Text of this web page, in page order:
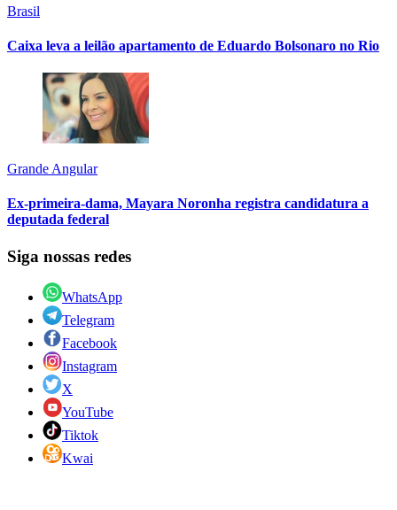
Brasil
Caixa leva a leilão apartamento de Eduardo Bolsonaro no Rio
Grande Angular
Ex-primeira-dama, Mayara Noronha registra candidatura a
deputada federal
Siga nossas redes
WhatsApp
Telegram
Facebook
Instagram
X
YouTube
Tiktok
Kwai